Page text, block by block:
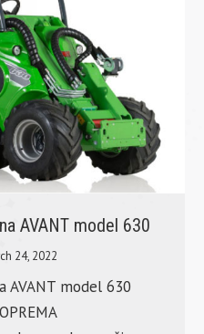
AVANT model 630
24, 2022
AVANT model 630